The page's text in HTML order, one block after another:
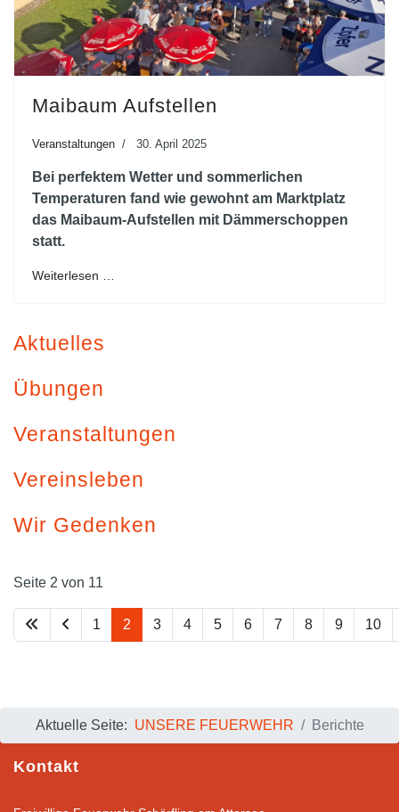
Maibaum Aufstellen
Veranstaltungen 30. April 2025
Bei perfektem Wetter und sommerlichen
Temperaturen fand wie gewohnt am Marktplatz
das Maibaum-Aufstellen mit Dämmerschoppen
statt.
Weiterlesen …
Aktuelles
Übungen
Veranstaltungen
Vereinsleben
Wir Gedenken
Seite 2 von 11
1 2 3 4 5 6 7 8 9 10
Aktuelle Seite: UNSERE FEUERWEHR Berichte
Kontakt